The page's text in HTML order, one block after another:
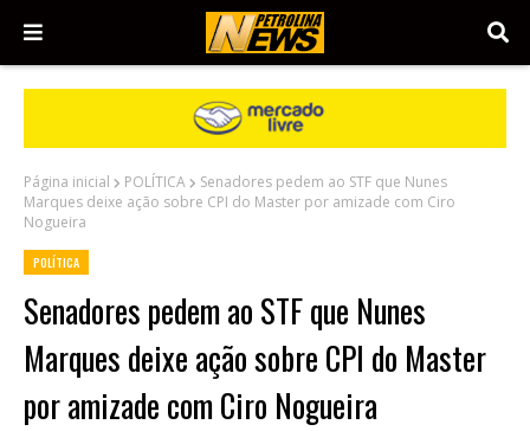
Página inicial POLÍTICA
Senadores pedem ao STF que Nunes
Marques deixe ação sobre CPI do Master por amizade com Ciro
Nogueira
POLÍTICA
Senadores pedem ao STF que Nunes
Marques deixe ação sobre CPI do Master
por amizade com Ciro Nogueira